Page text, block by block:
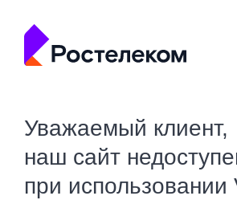
Уважаемый клиент,
наш сайт
при использовании